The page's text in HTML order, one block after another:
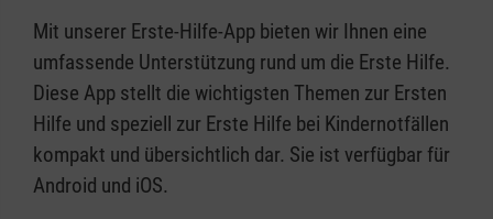
Mit unserer Erste-Hilfe-App bieten wir Ihnen eine
umfassende Unterstützung rund um die Erste Hilfe.
Diese App stellt die wichtigsten Themen zur Ersten
Hilfe und speziell zur Erste Hilfe bei Kindernotfällen
kompakt und übersichtlich dar. Sie ist verfügbar für
Android und iOS.